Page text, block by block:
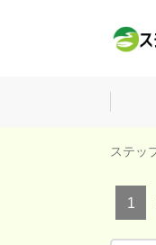
ステッ
1